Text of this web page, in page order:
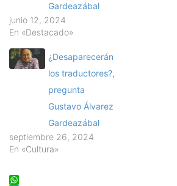
Gardeazábal
junio 12, 2024
En «Destacado»
¿Desaparecerán
los traductores?,
pregunta
Gustavo Álvarez
Gardeazábal
septiembre 26, 2024
En «Cultura»